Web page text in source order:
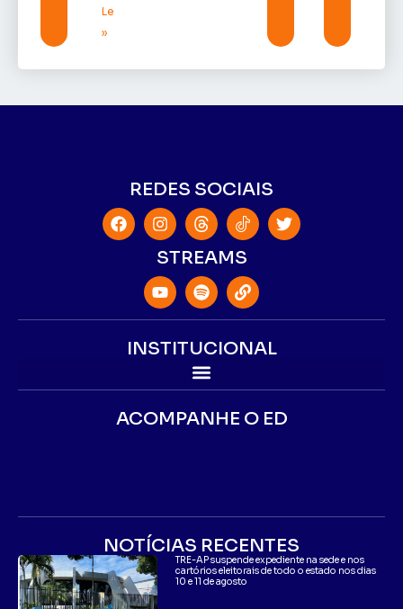
Leia mais
»
REDES SOCIAIS
STREAMS
INSTITUCIONAL
ACOMPANHE O ED
NOTÍCIAS RECENTES
TRE-AP suspende expediente na sede e nos
cartórios eleitorais de todo o estado nos dias
10 e 11 de agosto